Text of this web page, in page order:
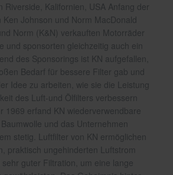
Riverside, Kalifornien, USA Anfang der
Ken Johnson und Norm MacDonald
Norm (K&N) verkauften Motorräder
und sponsorten gleichzeitig auch ein
des Sponsorings ist KN aufgefallen,
Bedarf für bessere Filter gab und
Idee zu arbeiten, wie sie die Leistung
des Luft-und Ölfilters verbessern
1969 erfand KN wiederverwendbare
und das Unternehmen
stetig. Luftfilter von KN ermöglichen
praktisch ungehinderten Luftstrom
guter Filtration, um eine lange